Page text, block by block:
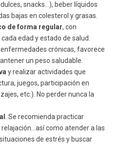
snacks…), beber líquidos
bajas en colesterol y grasas.
de forma regular, con
edad y estado de salud.
crónicas, favorece
un peso saludable.
y realizar actividades que
juegos, participación en
etc.). No perder nunca la
. Se recomienda practicar
relajación…así como atender a las
de estrés y buscar